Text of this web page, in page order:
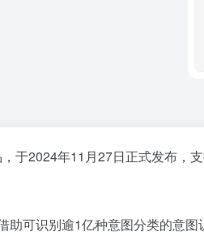
于2024年11月27日正式发布，
可识别逾1亿种意图分类的意